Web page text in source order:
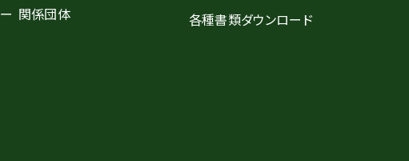
関係団体
各種書類ダウンロード